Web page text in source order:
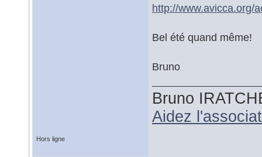
http://www.avicca.org/
Bel été quand même!
Bruno
Bruno
Aidez
Hors ligne